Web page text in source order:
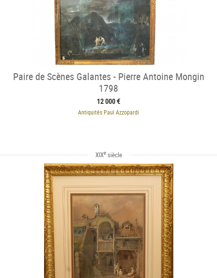
Paire de Scènes Galantes - Pierre Antoine Mongin
1798
12 000 €
Antiquités Paul Azzopardi
XIXesiècle